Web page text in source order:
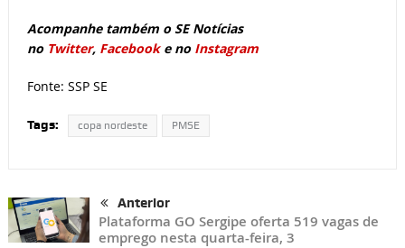
Acompanhe também o SE Notícias
no Twitter, Facebooke no Instagram
Fonte: SSP SE
Tags: copa nordeste PMSE
Anterior
Plataforma GO Sergipe oferta 519 vagas de
emprego nesta quarta-feira, 3